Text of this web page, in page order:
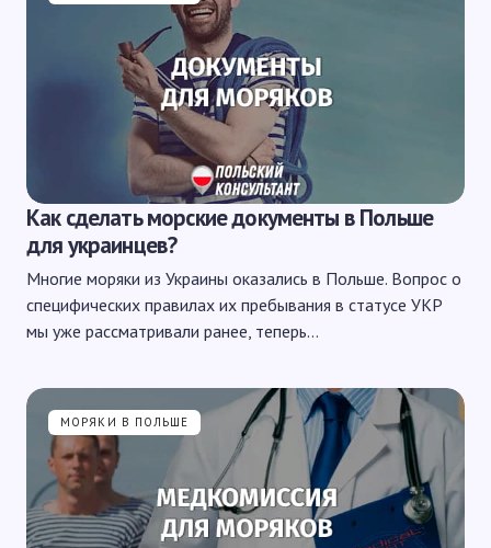
Как сделать морские документы в Польше
для украинцев?
Многие моряки из Украины оказались в Польше. Вопрос о
специфических правилах их пребывания в статусе УКР
мы уже рассматривали ранее, теперь…
МОРЯКИ В ПОЛЬШЕ